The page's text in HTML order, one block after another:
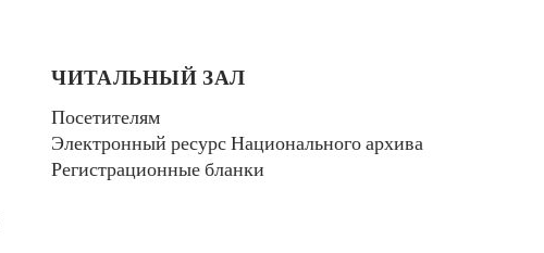
ЧИТАЛЬНЫЙ ЗАЛ
Посетителям
Электронный ресурс Национального архива
Регистрационные бланки